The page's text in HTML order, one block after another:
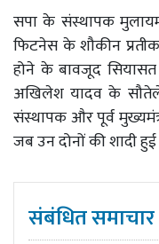
सपा के संस्थापक
फिटनेस के शौकीन
होने के बावजूद
अखिलेश यादव के सौतेले
संस्थापक और पूर्व
जब उन दोनों की शादी
संबंधित समाचार